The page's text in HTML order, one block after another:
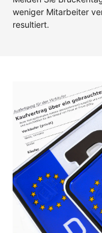
weniger Mitarbeiter
resultiert.